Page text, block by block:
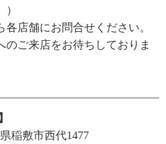
店舗にお問合せください。
のご来店をお待ちしておりま
稲敷市西代1477